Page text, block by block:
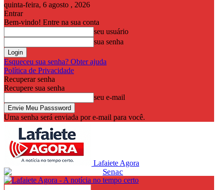
quinta-feira, 6 agosto , 2026
Entrar
Bem-vindo! Entre na sua conta
seu usuário
sua senha
Esqueceu sua senha? Obter ajuda
Política de Privacidade
Recuperar senha
Recupere sua senha
seu e-mail
Uma senha será enviada por e-mail para você.
Lafaiete Agora